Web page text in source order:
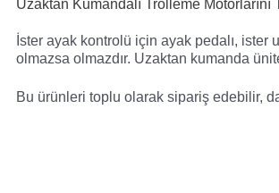
Uzaktan Kumandalı Trolleme Motorlarını
İster ayak kontrolü için ayak pedalı, ister
olmazsa olmazdır. Uzaktan kumanda
Bu ürünleri toplu olarak sipariş edebilir,